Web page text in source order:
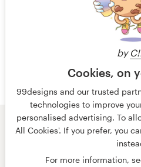
by
Cookies, on
99designs and our trusted
technologies to improve
personalised advertising. To
All Cookies'. If you prefer, you
For more information,
© 99designs
Algemene voorwaarden